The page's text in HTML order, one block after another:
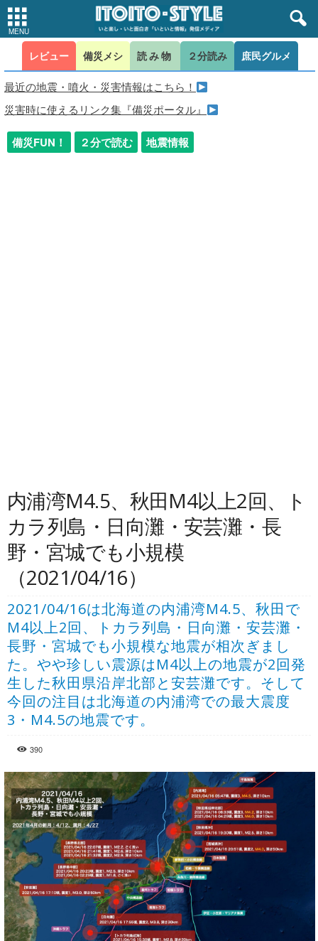
レビュー 備災メシ 読み物 ２分読み 庶民グルメ
最近の地震・噴火・災害情報はこちら！
災害時に使えるリンク集『備災ポータル』
備災FUN！ ２分で読む 地震情報
内浦湾M4.5、秋田M4以上2回、ト
カラ列島・日向灘・安芸灘・長
野・宮城でも小規模
（2021/04/16）
2021/04/16は北海道の内浦湾M4.5、秋田で
M4以上2回、トカラ列島・日向灘・安芸灘・
長野・宮城でも小規模な地震が相次ぎまし
た。やや珍しい震源はM4以上の地震が2回発
生した秋田県沿岸北部と安芸灘です。そして
今回の注目は北海道の内浦湾での最大震度
3・M4.5の地震です。
390